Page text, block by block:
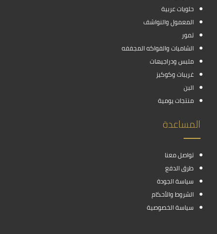
حلويات عربية
المعمول والنواشف
تمور
الشاميات والفواكه المجففه
ملبس ودراجيهات
غريبات وكوكيز
البن
منتجات يومية
المساعدة
تواصل معنا
طرق الدفع
سياسة الجودة
الشروط والأحكام
سياسة الخصوصية